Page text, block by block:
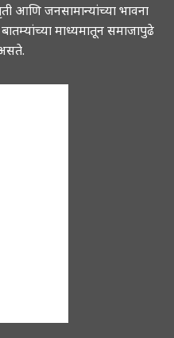
आणि जनसामान्यांच्या भावना
माध्यमातून समाजापुढे